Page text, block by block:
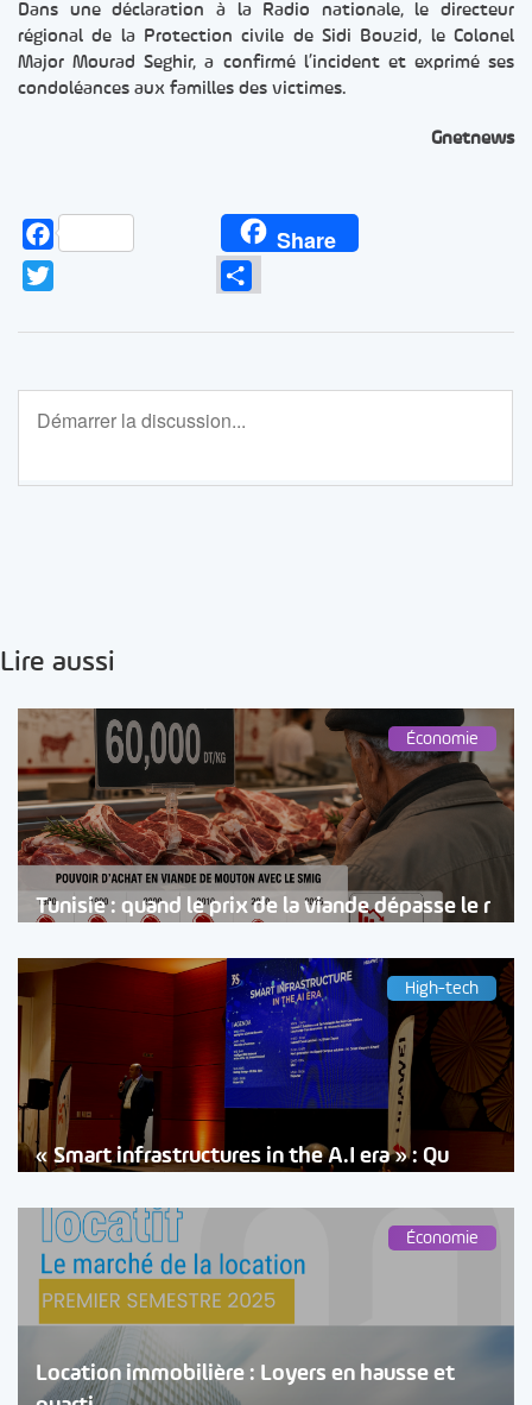
Dans une déclaration à la Radio nationale, le directeur
régional de la Protection civile de Sidi Bouzid, le Colonel
Major Mourad Seghir, a confirmé l’incident et exprimé ses
condoléances aux familles des victimes.
Gnetnews
Facebook Share
Partager
Lire aussi
Économie
Tunisie : quand le prix de la viande dépasse le r
High-tech
« Smart infrastructures in the A.I era » : Qu
Économie
Location immobilière : Loyers en hausse et